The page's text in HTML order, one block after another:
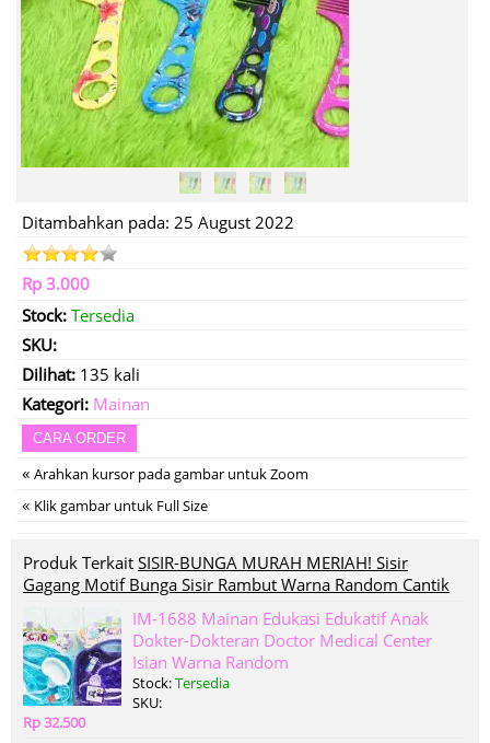
Ditambahkan pada: 25 August 2022
Rp 3.000
Stock: Tersedia
SKU:
Dilihat: 135 kali
Kategori: Mainan
CARA ORDER
« Arahkan kursor pada gambar untuk Zoom
« Klik gambar untuk Full Size
Produk Terkait SISIR-BUNGA MURAH MERIAH! Sisir
Gagang Motif Bunga Sisir Rambut Warna Random Cantik
IM-1688 Mainan Edukasi Edukatif Anak
Dokter-Dokteran Doctor Medical Center
Isian Warna Random
Stock:Tersedia
SKU:
Rp 32.500